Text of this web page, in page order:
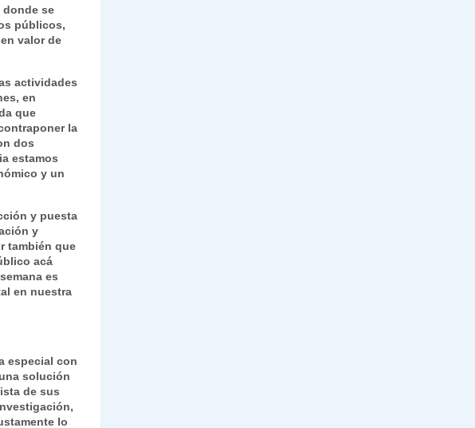
donde se
públicos,
valor de
actividades
en
que
la
dos
estamos
y un
y puesta
y
también que
acá
es
en nuestra
especial con
solución
de sus
lo